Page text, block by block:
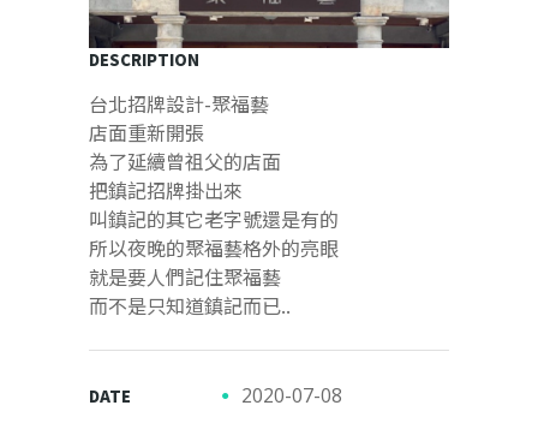
DESCRIPTION
台北招牌設計-聚福藝
店面重新開張
為了延續曾祖父的店面
把鎮記招牌掛出來
叫鎮記的其它老字號還是有的
所以夜晚的聚福藝格外的亮眼
就是要人們記住聚福藝
而不是只知道鎮記而已..
DATE 2020-07-08